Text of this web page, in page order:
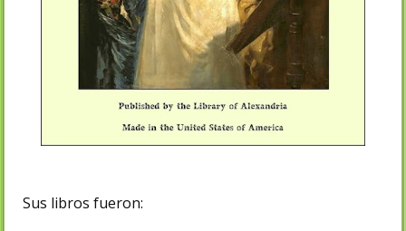
Sus libros fueron: